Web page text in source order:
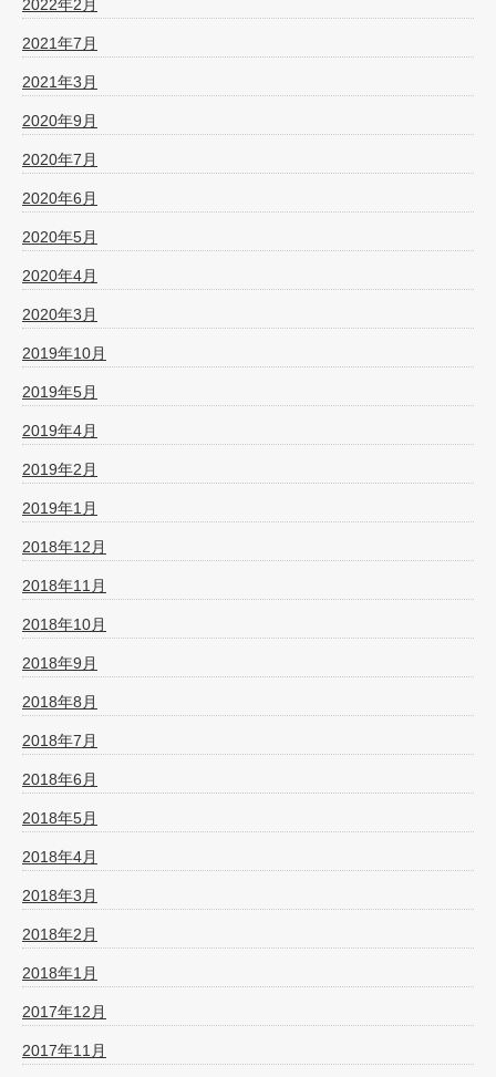
2022年2月
2021年7月
2021年3月
2020年9月
2020年7月
2020年6月
2020年5月
2020年4月
2020年3月
2019年10月
2019年5月
2019年4月
2019年2月
2019年1月
2018年12月
2018年11月
2018年10月
2018年9月
2018年8月
2018年7月
2018年6月
2018年5月
2018年4月
2018年3月
2018年2月
2018年1月
2017年12月
2017年11月